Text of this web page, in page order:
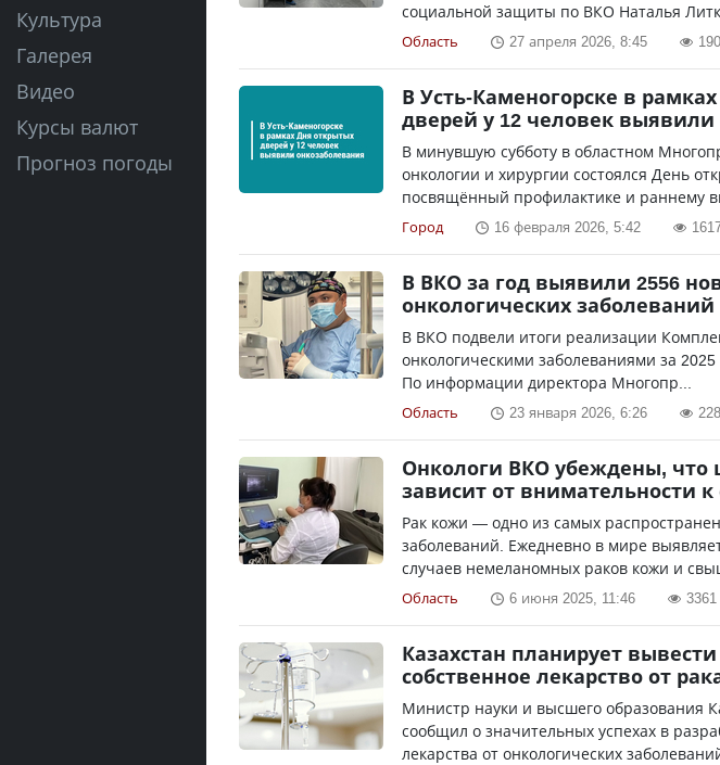
Культура
Галерея
Видео
Курсы валют
Прогноз погоды
социальной защиты по ВКО Наталья
Область 27 апреля 2026, 8:45
В Усть-Каменогорске в
дверей у 12 человек
В минувшую субботу в областном
онкологии и хирургии состоялся День
посвящённый профилактике и раннему
Город 16 февраля 2026, 5:42
В ВКО за год выявили 2556
онкологических заболеваний
В ВКО подвели итоги реализации
онкологическими заболеваниями за 2025
По информации директора Многопр...
Область 23 января 2026, 6:26
Онкологи ВКО убеждены, что
зависит от внимательности к
Рак кожи — одно из самых
заболеваний. Ежедневно в мире
случаев немеланомных раков кожи и
Область 6 июня 2025, 11:46 3361
Казахстан планирует
собственное лекарство от
Министр науки и высшего образования
сообщил о значительных успехах в
лекарства от онкологических